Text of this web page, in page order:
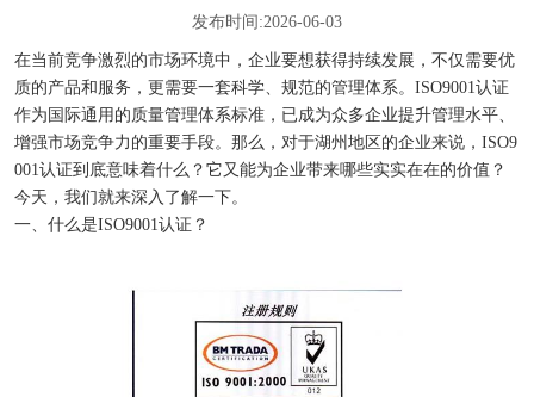
发布时间:2026-06-03
在当前竞争激烈的市场环境中，企业要想获得持续发展，不仅需要优
质的产品和服务，更需要一套科学、规范的管理体系。ISO9001认证
作为国际通用的质量管理体系标准，已成为众多企业提升管理水平、
增强市场竞争力的重要手段。那么，对于湖州地区的企业来说，ISO9
001认证到底意味着什么？它又能为企业带来哪些实实在在的价值？
今天，我们就来深入了解一下。
一、什么是ISO9001认证？